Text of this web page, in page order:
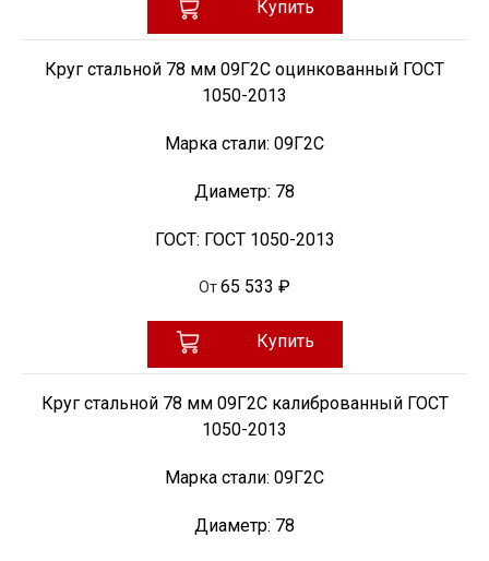
Купить
Круг стальной 78 мм 09Г2С оцинкованный ГОСТ
1050-2013
Марка стали: 09Г2С
Диаметр: 78
ГОСТ: ГОСТ 1050-2013
От65 533 ₽
Купить
Круг стальной 78 мм 09Г2С калиброванный ГОСТ
1050-2013
Марка стали: 09Г2С
Диаметр: 78